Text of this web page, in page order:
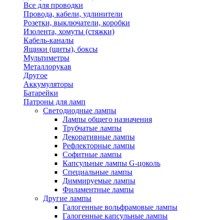
Все для проводки
Провода, кабели, удлинители
Розетки, выключатели, коробки
Изолента, хомуты (стяжки)
Кабель-каналы
Ящики (щиты), боксы
Мультиметры
Металлорукав
Другое
Аккумуляторы
Батарейки
Патроны для ламп
Светодиодные лампы
Лампы общего назначения
Трубчатые лампы
Декоративные лампы
Рефлекторные лампы
Софитные лампы
Капсульные лампы G-цоколь
Специальные лампы
Диммируемые лампы
Филаментные лампы
Другие лампы
Галогенные вольфрамовые лампы
Галогенные капсульные лампы